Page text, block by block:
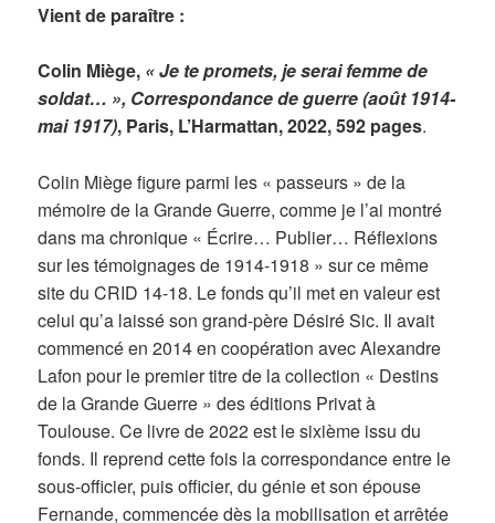
Vient de paraître :
Colin Miège, « Je te promets, je serai femme de
soldat… », Correspondance de guerre (août 1914-
mai 1917), Paris, L’Harmattan, 2022, 592 pages.
Colin Miège figure parmi les « passeurs » de la
mémoire de la Grande Guerre, comme je l’ai montré
dans ma chronique « Écrire… Publier… Réflexions
sur les témoignages de 1914-1918 » sur ce même
site du CRID 14-18. Le fonds qu’il met en valeur est
celui qu’a laissé son grand-père Désiré Sic. Il avait
commencé en 2014 en coopération avec Alexandre
Lafon pour le premier titre de la collection « Destins
de la Grande Guerre » des éditions Privat à
Toulouse. Ce livre de 2022 est le sixième issu du
fonds. Il reprend cette fois la correspondance entre le
sous-officier, puis officier, du génie et son épouse
Fernande, commencée dès la mobilisation et arrêtée